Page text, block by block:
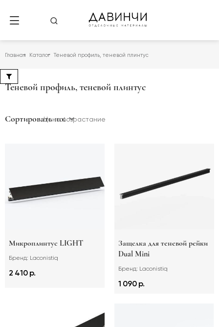
Главная Каталог Теневой профиль, теневой плинтус
Теневой профиль, теневой плинтус
Сортировать по:Цена возрастание
Микроплинтус LIGHT
Бренд: Laconistiq
2 410 р.
Защелка для теневой рейки
Dual Mini
Бренд: Laconistiq
1 090 р.